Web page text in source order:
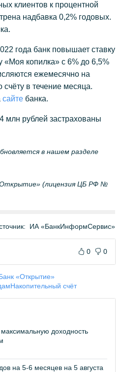
клиентов к процентной
надбавка 0,2% годовых.
года банк повышает ставку
«Моя копилка» с 6% до 6,5%
ежемесячно на
в течение месяца.
сайте банка.
млн рублей застрахованы
в нашем разделе
Открытие» (лицензия ЦБ РФ №
ИА «БанкИнформСервис»
0 0
«Открытие»
Накопительный счёт
доходность
на 5-6 месяцев на 5 августа